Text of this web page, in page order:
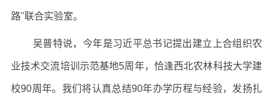
路"联合实验室。
吴普特说，今年是习近平总书记提出建立上合组织农
业技术交流培训示范基地5周年，恰逢西北农林科技大学建
校90周年。我们将认真总结90年办学历程与经验，发扬扎